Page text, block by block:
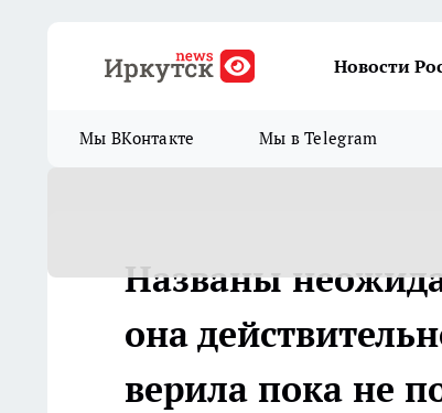
Новости
Мы ВКонтакте Мы в Telegram
Названы
она
верила пока не